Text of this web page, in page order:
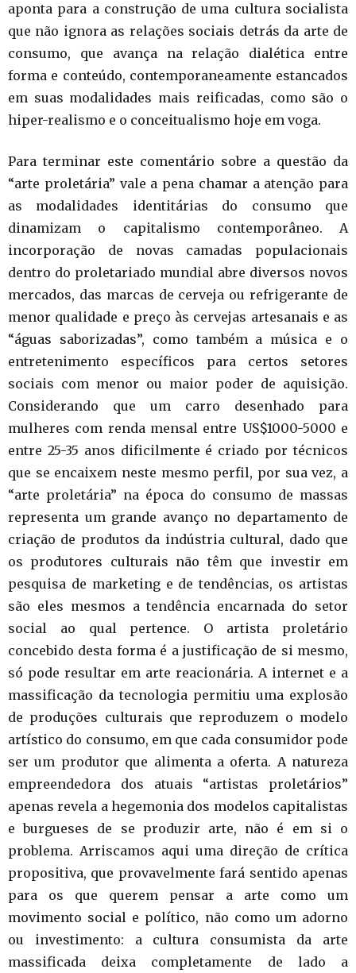
aponta para a construção de uma cultura socialista
que não ignora as relações sociais detrás da arte de
consumo, que avança na relação dialética entre
forma e conteúdo, contemporaneamente estancados
em suas modalidades mais reificadas, como são o
hiper-realismo e o conceitualismo hoje em voga.
Para terminar este comentário sobre a questão da
“arte proletária” vale a pena chamar a atenção para
as modalidades identitárias do consumo que
dinamizam o capitalismo contemporâneo. A
incorporação de novas camadas populacionais
dentro do proletariado mundial abre diversos novos
mercados, das marcas de cerveja ou refrigerante de
menor qualidade e preço às cervejas artesanais e as
“águas saborizadas”, como também a música e o
entretenimento específicos para certos setores
sociais com menor ou maior poder de aquisição.
Considerando que um carro desenhado para
mulheres com renda mensal entre US$1000-5000 e
entre 25-35 anos dificilmente é criado por técnicos
que se encaixem neste mesmo perfil, por sua vez, a
“arte proletária” na época do consumo de massas
representa um grande avanço no departamento de
criação de produtos da indústria cultural, dado que
os produtores culturais não têm que investir em
pesquisa de marketing e de tendências, os artistas
são eles mesmos a tendência encarnada do setor
social ao qual pertence. O artista proletário
concebido desta forma é a justificação de si mesmo,
só pode resultar em arte reacionária. A internet e a
massificação da tecnologia permitiu uma explosão
de produções culturais que reproduzem o modelo
artístico do consumo, em que cada consumidor pode
ser um produtor que alimenta a oferta. A natureza
empreendedora dos atuais “artistas proletários”
apenas revela a hegemonia dos modelos capitalistas
e burgueses de se produzir arte, não é em si o
problema. Arriscamos aqui uma direção de crítica
propositiva, que provavelmente fará sentido apenas
para os que querem pensar a arte como um
movimento social e político, não como um adorno
ou investimento: a cultura consumista da arte
massificada deixa completamente de lado a